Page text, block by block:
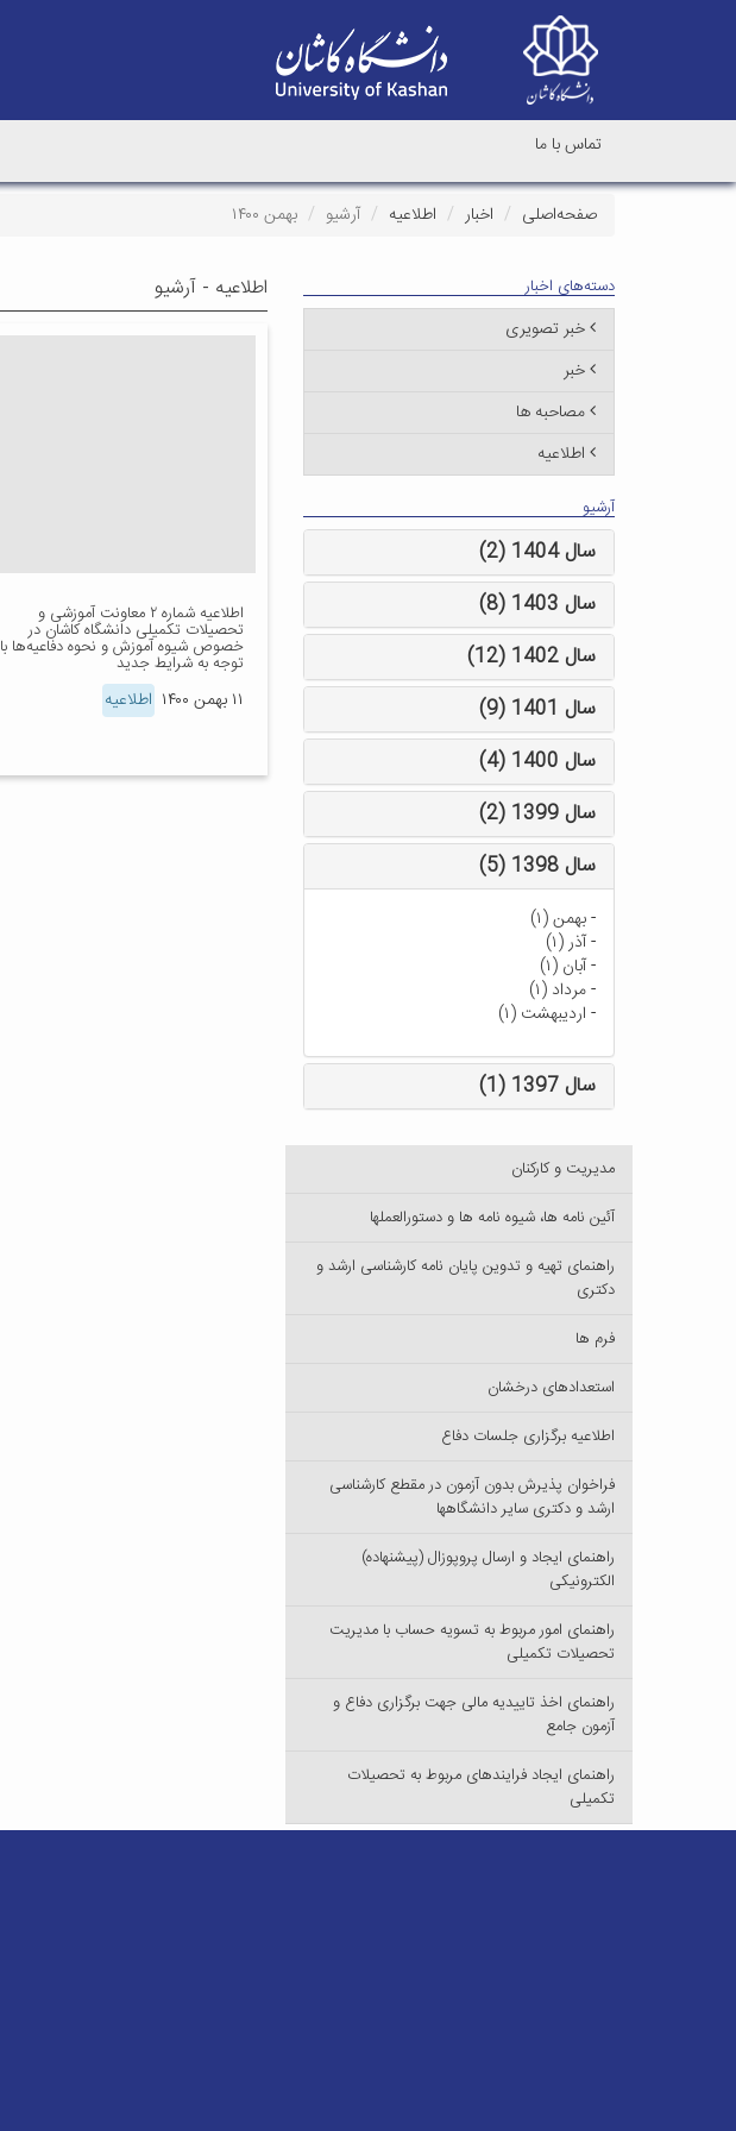
تماس با ما
صفحه‌اصلی اخبار اطلاعیه آرشیو بهمن ۱۴۰۰
اطلاعیه - آرشیو
اطلاعیه شماره ۲ معاونت آموزشی و
تحصیلات تکمیلی دانشگاه کاشان در
خصوص شیوه آموزش و نحوه دفاعیه‌ها با
توجه به شرایط جدید
۱۱ بهمن ۱۴۰۰ اطلاعیه
دسته‌های اخبار
خبر تصویری
خبر
مصاحبه ها
اطلاعیه
آرشیو
سال 1404 (2)
سال 1403 (8)
سال 1402 (12)
سال 1401 (9)
سال 1400 (4)
سال 1399 (2)
سال 1398 (5)
-بهمن (۱)
-آذر (۱)
-آبان (۱)
-مرداد (۱)
- اردیبهشت (۱)
سال 1397 (1)
مدیریت و کارکنان
آئین نامه ها، شیوه نامه ها و دستورالعملها
راهنمای تهیه و تدوین پایان نامه کارشناسی ارشد و
دکتری
فرم ها
استعدادهای درخشان
اطلاعیه برگزاری جلسات دفاع
فراخوان پذیرش بدون آزمون در مقطع کارشناسی
ارشد و دکتری سایر دانشگاهها
راهنمای ایجاد و ارسال پروپوزال (پیشنهاده)
الکترونیکی
راهنمای امور مربوط به تسویه حساب با مدیریت
تحصیلات تکمیلی
راهنمای اخذ تاییدیه مالی جهت برگزاری دفاع و
آزمون جامع
راهنمای ایجاد فرایندهای مربوط به تحصیلات
تکمیلی